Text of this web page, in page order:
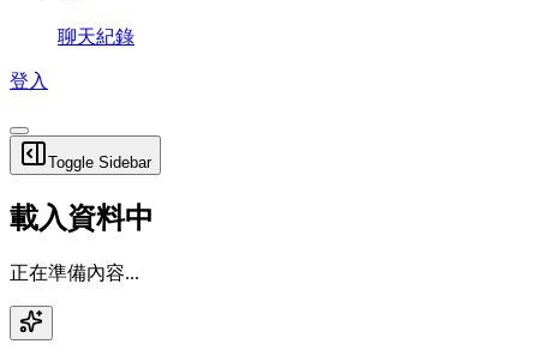
聊天紀錄
登入
Toggle Sidebar
載入資料中
正在準備內容...